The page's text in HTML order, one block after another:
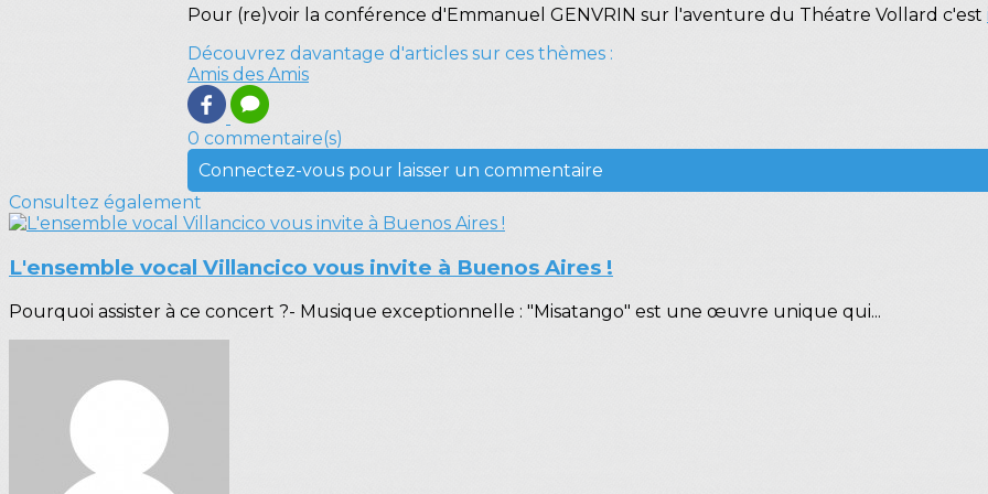
Pour (re)voir la conférence d'Emmanuel GENVRIN sur l'aventure du Théatre Vollard c'est
Découvrez davantage d'articles sur ces thèmes :
Amis des Amis
0 commentaire(s)
Connectez-vous pour laisser un commentaire
Consultez également
L'ensemble vocal Villancico vous invite à Buenos Aires !
Pourquoi assister à ce concert ?- Musique exceptionnelle : "Misatango" est une œuvre unique qui...